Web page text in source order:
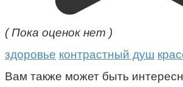
( Пока оценок нет )
здоровье контрастный душ
Вам также может быть